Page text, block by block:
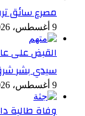
مصرع سائق
9 أغسطس، 2026
القبض على
سيدي بشر
9 أغسطس، 2026
وفاة طالبة